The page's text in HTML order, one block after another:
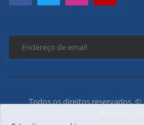
Todos os direitos reservados.